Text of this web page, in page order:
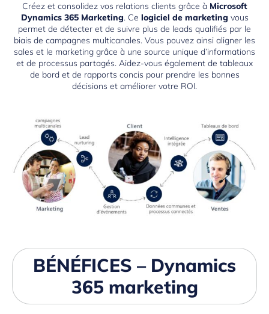
Créez et consolidez vos relations clients grâce à Microsoft
Dynamics 365 Marketing. Ce logiciel de marketing vous
permet de détecter et de suivre plus de leads qualifiés par le
biais de campagnes multicanales. Vous pouvez ainsi aligner les
sales et le marketing grâce à une source unique d’informations
et de processus partagés. Aidez-vous également de tableaux
de bord et de rapports concis pour prendre les bonnes
décisions et améliorer votre ROI.
BÉNÉFICES – Dynamics
365 marketing